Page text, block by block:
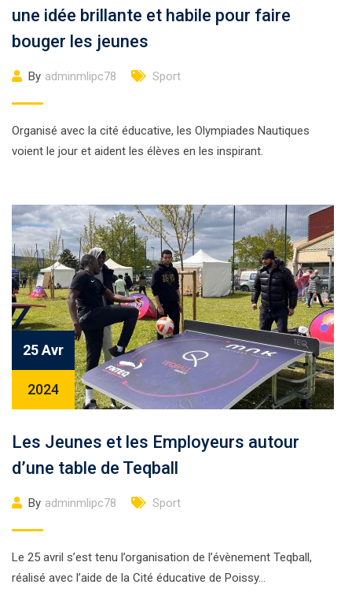
une idée brillante et habile pour faire
bouger les jeunes
By adminmlipc78 Sport
Organisé avec la cité éducative, les Olympiades Nautiques
voient le jour et aident les élèves en les inspirant.
25 Avr
2024
Les Jeunes et les Employeurs autour
d’une table de Teqball
By adminmlipc78 Sport
Le 25 avril s’est tenu l’organisation de l’évènement Teqball,
réalisé avec l’aide de la Cité éducative de Poissy…